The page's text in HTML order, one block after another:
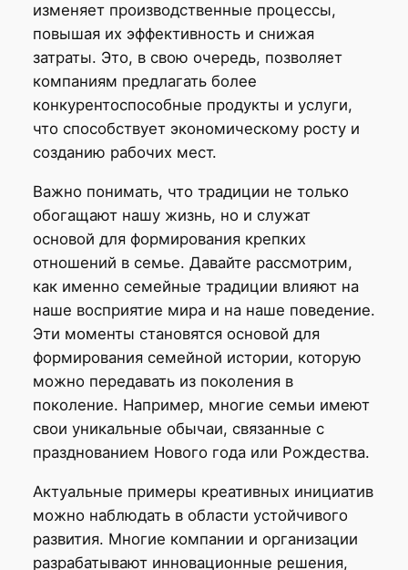
изменяет производственные процессы,
повышая их эффективность и снижая
затраты. Это, в свою очередь, позволяет
компаниям предлагать более
конкурентоспособные продукты и услуги,
что способствует экономическому росту и
созданию рабочих мест.
Важно понимать, что традиции не только
обогащают нашу жизнь, но и служат
основой для формирования крепких
отношений в семье. Давайте рассмотрим,
как именно семейные традиции влияют на
наше восприятие мира и на наше поведение.
Эти моменты становятся основой для
формирования семейной истории, которую
можно передавать из поколения в
поколение. Например, многие семьи имеют
свои уникальные обычаи, связанные с
празднованием Нового года или Рождества.
Актуальные примеры креативных инициатив
можно наблюдать в области устойчивого
развития. Многие компании и организации
разрабатывают инновационные решения,